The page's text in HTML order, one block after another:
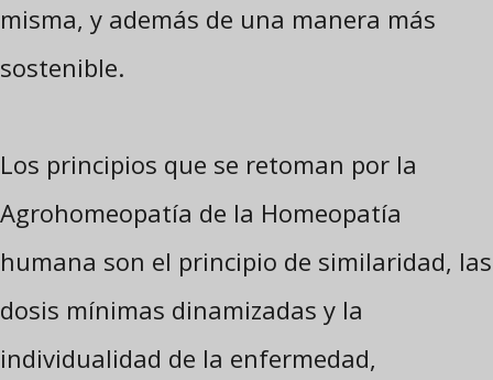
misma, y además de una manera más
sostenible.
Los principios que se retoman por la
Agrohomeopatía de la Homeopatía
humana son el principio de similaridad, las
dosis mínimas dinamizadas y la
individualidad de la enfermedad,